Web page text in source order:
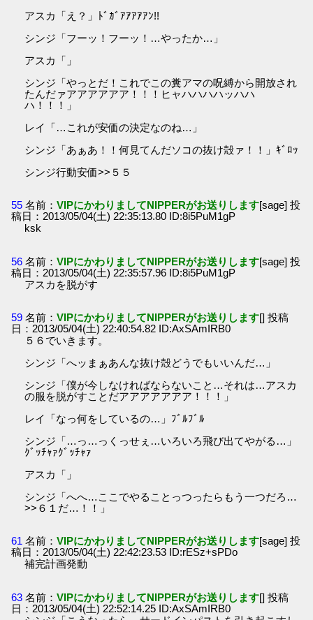
アスカ「え？」ﾄﾞｶﾞｱｱｱｱｱﾝ!!
シンジ「フーッ！フーッ！…やったか…」
アスカ「」
シンジ「やっとだ！これでこの糞アマの呪縛から開放され
たんだァアアアアアア！！！ヒャハハハハッハハ
ハ！！！」
レイ「…これが安価の決定なのね…」
シンジ「あぁあ！！何見てんだソコの抜け殻ァ！！」ｷﾞﾛｯ
シンジ行動安価>>５５
55 名前：VIPにかわりましてNIPPERがお送りします[sage] 投
稿日：2013/05/04(土) 22:35:13.80 ID:8i5PuM1gP
ksk
56 名前：VIPにかわりましてNIPPERがお送りします[sage] 投
稿日：2013/05/04(土) 22:35:57.96 ID:8i5PuM1gP
アスカを脱がす
59 名前：VIPにかわりましてNIPPERがお送りします[] 投稿
日：2013/05/04(土) 22:40:54.82 ID:AxSAmIRB0
５６でいきます。
シンジ「へッまぁあんな抜け殻どうでもいいんだ…」
シンジ「僕が今しなければならないこと…それは…アスカ
の服を脱がすことだアアアアアアア！！！」
レイ「なっ何をしているの…」ﾌﾞﾙﾌﾞﾙ
シンジ「…っ…っくっせぇ…いろいろ飛び出てやがる…」
ｸﾞｯﾁｬｧｸﾞｯﾁｬｧ
アスカ「」
シンジ「へへ…ここでやることっつったらもう一つだろ…
>>６１だ…！！」
61 名前：VIPにかわりましてNIPPERがお送りします[sage] 投
稿日：2013/05/04(土) 22:42:23.53 ID:rESz+sPDo
補完計画発動
63 名前：VIPにかわりましてNIPPERがお送りします[] 投稿
日：2013/05/04(土) 22:52:14.25 ID:AxSAmIRB0